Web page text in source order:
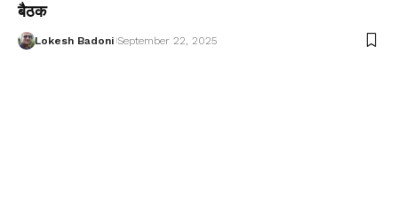
बैठक
Lokesh Badoni September 22, 2025